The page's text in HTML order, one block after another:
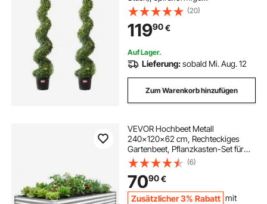
Formschnittbäume, Kunstpflanze
mit zusätzlichen Blättern, Topf und
kleiner Dekoration, UV-geschütztes
Grünset als Heimdekoration für
drinnen und draußen
(20)
11990€
Auf Lager.
Lieferung:sobald Mi. Aug. 12
Zum Warenkorb hinzufügen
VEVOR Hochbeet Metall
240x120x62 cm, Rechteckiges
Gartenbeet, Pflanzkasten-Set für
den Außenbereich, Gemüsebeet mit
Handschuhen, Blumenbeet
Bodenlos, Pflanzbeet für Blumen &
Gemüse, Silber
(6)
7090€
Zusätzlicher 3% Rabatt mit